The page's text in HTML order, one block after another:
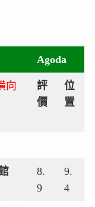
Agoda
向
評
價
位
置
8.
9
9.
4